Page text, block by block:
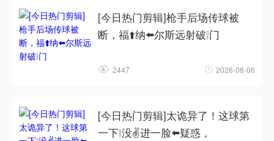
[今日热门剪辑]枪手后场传球被
断，福⬆️纳⬅️尔斯远射破❕门
2447 2026-08-06
[今日热门剪辑]太诡异了！这球第
一下❕没✌️进一脸⬅️疑惑，